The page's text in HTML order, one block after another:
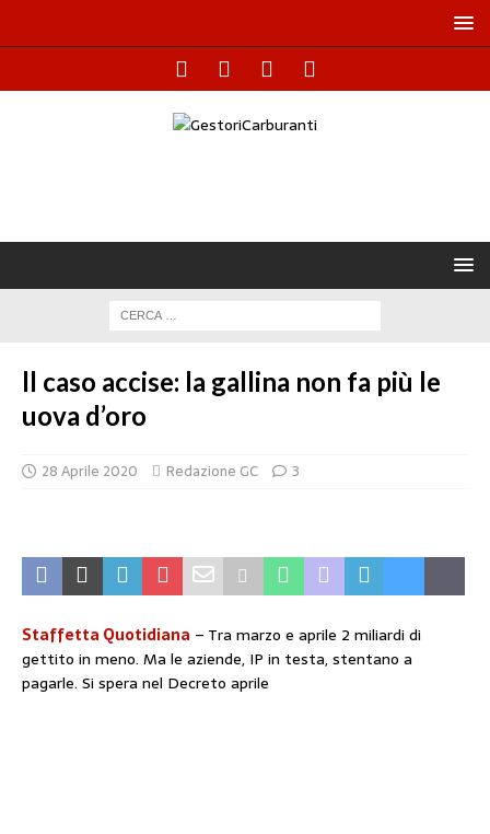
ll caso accise: la gallina non fa più le
uova d’oro
28 Aprile 2020 Redazione GC 3
Staffetta Quotidiana – Tra marzo e aprile 2 miliardi di
gettito in meno. Ma le aziende, IP in testa, stentano a
pagarle. Si spera nel Decreto aprile